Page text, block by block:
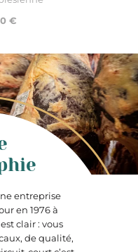
€
entreprise
en 1976 à
clair : vous
de qualité,